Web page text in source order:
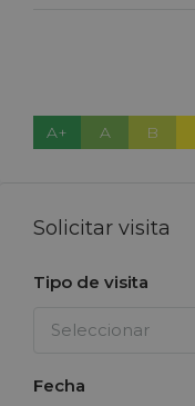
A+ A B
Solicitar visita
Tipo de visita
Seleccionar
Fecha